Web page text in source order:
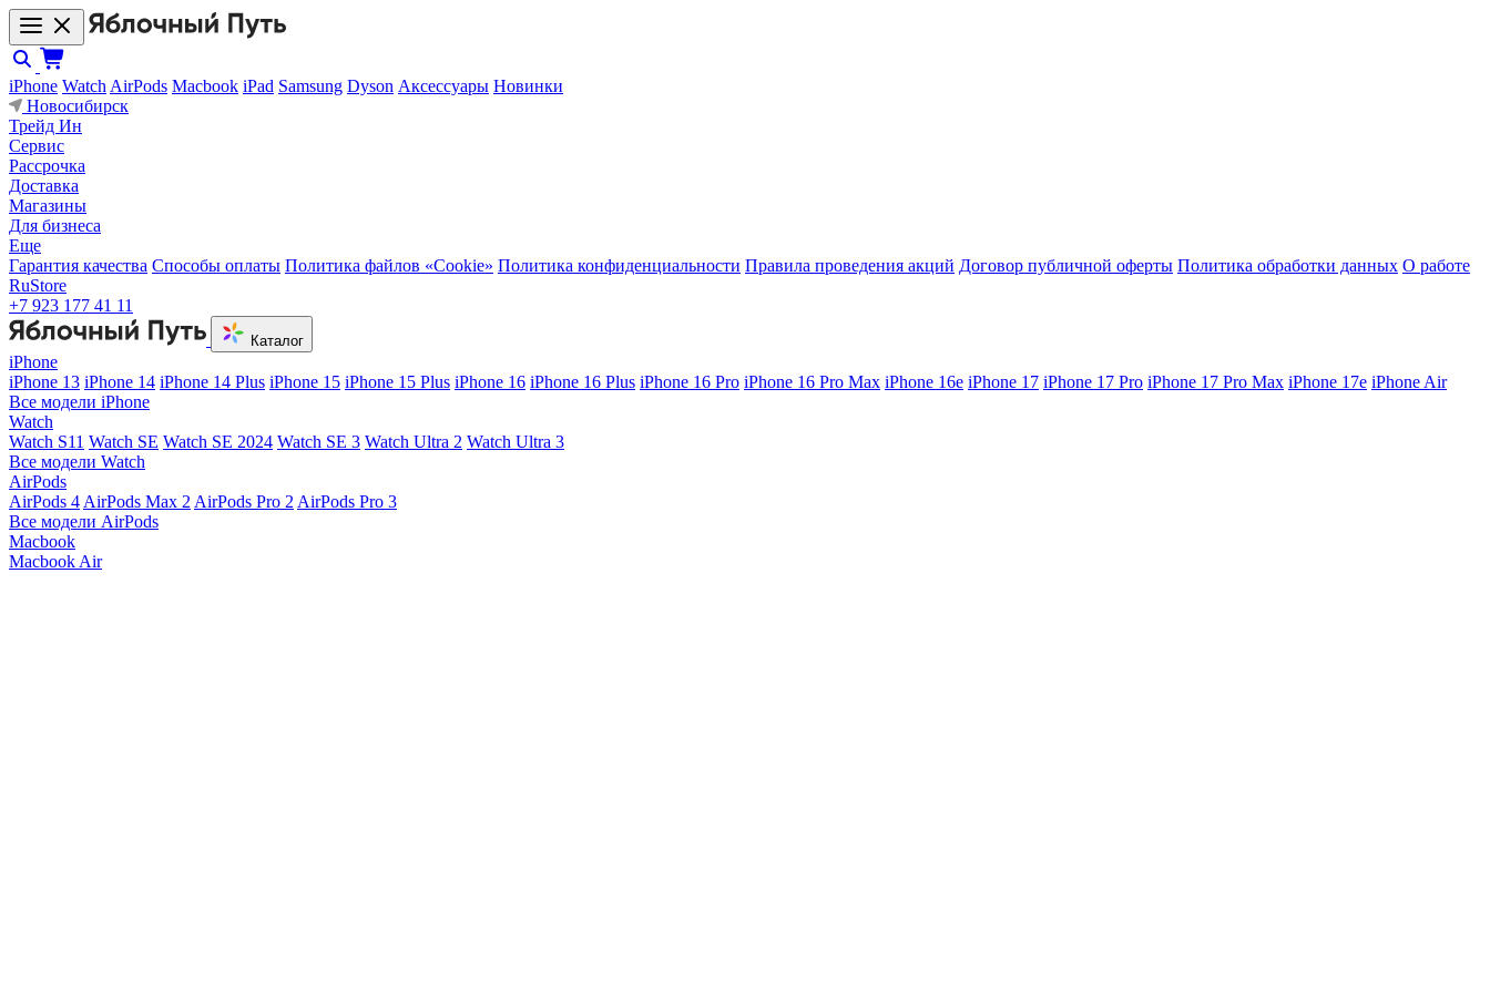
iPhone Watch AirPods Macbook iPad Samsung Dyson Аксессуары Новинки
Новосибирск
Трейд Ин
Сервис
Рассрочка
Доставка
Магазины
Для бизнеса
Еще
Гарантия качества Способы оплаты Политика файлов «Cookie» Политика конфиденциальности Правила проведения акций Договор публичной оферты Политика обработки данных О работе
RuStore
+7 923 177 41 11
Каталог
iPhone
iPhone 13 iPhone 14 iPhone 14 Plus iPhone 15 iPhone 15 Plus iPhone 16 iPhone 16 Plus iPhone 16 Pro iPhone 16 Pro Max iPhone 16e iPhone 17 iPhone 17 Pro iPhone 17 Pro Max iPhone 17e iPhone Air
Все модели iPhone
Watch
Watch S11 Watch SE Watch SE 2024 Watch SE 3 Watch Ultra 2 Watch Ultra 3
Все модели Watch
AirPods
AirPods 4 AirPods Max 2 AirPods Pro 2 AirPods Pro 3
Все модели AirPods
Macbook
Macbook Air